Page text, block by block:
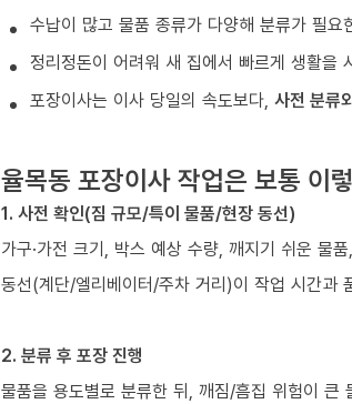
수납이 많고 물품 종류가 다양해 분류가 필요
정리정돈이 어려워 새 집에서 빠르게 생활을
포장이사는 이사 당일의 속도보다, 사전 분류
율목동 포장이사 작업은 보통 이
1. 사전 확인(짐 규모/특이 물품/현장 동선)
가구·가전 크기, 박스 예상 수량, 깨지기 쉬운 물
동선(계단/엘리베이터/주차 거리)이 작업 시간과
2. 분류 후 포장 진행
물품을 용도별로 분류한 뒤, 깨짐/흠집 위험이 큰